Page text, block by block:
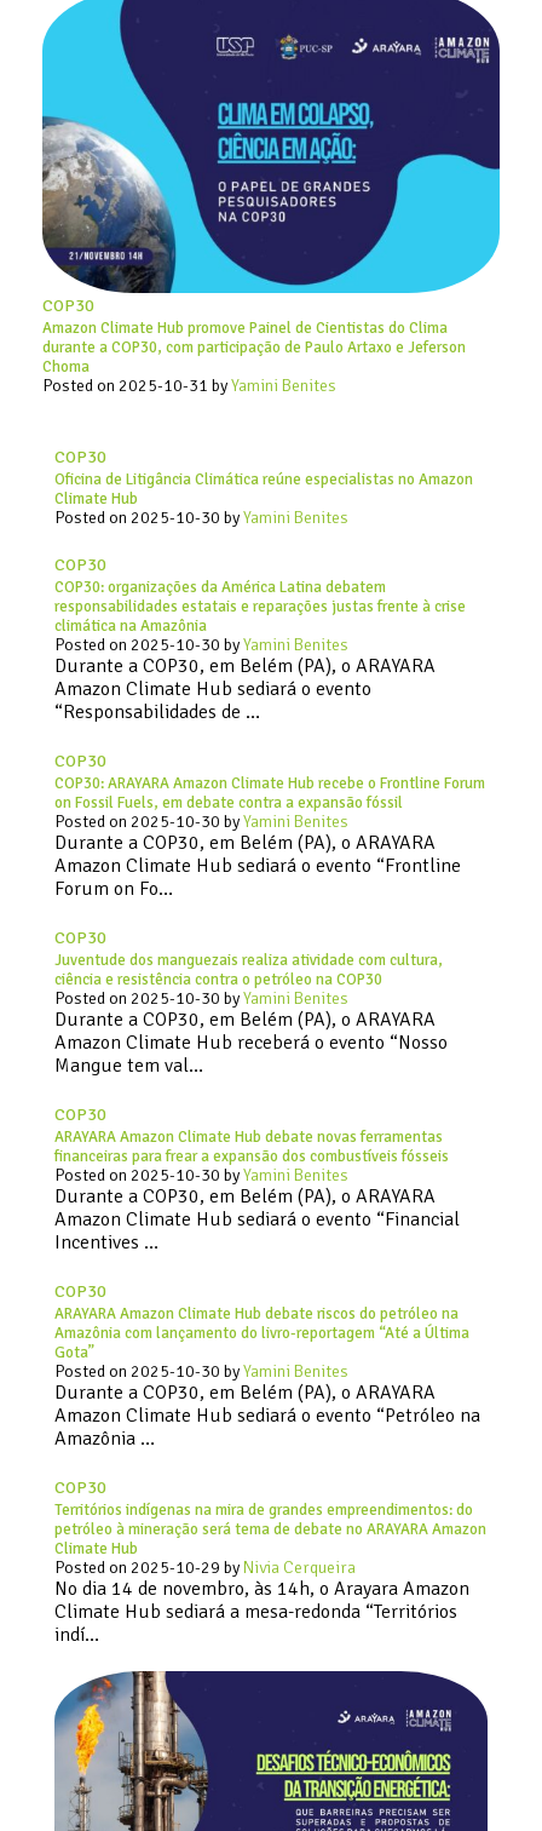
COP30
Amazon Climate Hub promove Painel de Cientistas do Clima
durante a COP30, com participação de Paulo Artaxo e Jeferson
Choma
Posted on 2025-10-31 byYamini Benites
COP30
Oficina de Litigância Climática reúne especialistas no Amazon
Climate Hub
Posted on 2025-10-30 byYamini Benites
COP30
COP30: organizações da América Latina debatem
responsabilidades estatais e reparações justas frente à crise
climática na Amazônia
Posted on 2025-10-30 byYamini Benites
Durante a COP30, em Belém (PA), o ARAYARA
Amazon Climate Hub sediará o evento
“Responsabilidades de …
COP30
COP30: ARAYARA Amazon Climate Hub recebe o Frontline Forum
on Fossil Fuels, em debate contra a expansão fóssil
Posted on 2025-10-30 byYamini Benites
Durante a COP30, em Belém (PA), o ARAYARA
Amazon Climate Hub sediará o evento “Frontline
Forum on Fo…
COP30
Juventude dos manguezais realiza atividade com cultura,
ciência e resistência contra o petróleo na COP30
Posted on 2025-10-30 byYamini Benites
Durante a COP30, em Belém (PA), o ARAYARA
Amazon Climate Hub receberá o evento “Nosso
Mangue tem val…
COP30
ARAYARA Amazon Climate Hub debate novas ferramentas
financeiras para frear a expansão dos combustíveis fósseis
Posted on 2025-10-30 byYamini Benites
Durante a COP30, em Belém (PA), o ARAYARA
Amazon Climate Hub sediará o evento “Financial
Incentives …
COP30
ARAYARA Amazon Climate Hub debate riscos do petróleo na
Amazônia com lançamento do livro-reportagem “Até a Última
Gota”
Posted on 2025-10-30 byYamini Benites
Durante a COP30, em Belém (PA), o ARAYARA
Amazon Climate Hub sediará o evento “Petróleo na
Amazônia …
COP30
Territórios indígenas na mira de grandes empreendimentos: do
petróleo à mineração será tema de debate no ARAYARA Amazon
Climate Hub
Posted on 2025-10-29 byNivia Cerqueira
No dia 14 de novembro, às 14h, o Arayara Amazon
Climate Hub sediará a mesa-redonda “Territórios
indí…